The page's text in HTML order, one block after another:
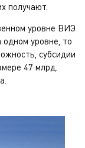
получают.
уровне ВИЭ
уровне, то
субсидии
47 млрд.